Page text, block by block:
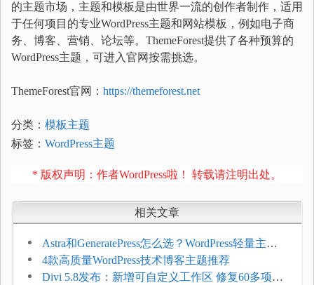
的主题市场，主题和模板是由世界一流的创作者制作，适用
于任何项目的专业WordPress主题和网站模板，例如电子商
务、博客、营销、论坛等。ThemeForest提供了各种预算的
WordPress主题，可进入官网按需挑选。
ThemeForest官网： https://themeforest.net
分类： 模板主题
标签： WordPress主题
* 版权声明：作者WordPress啦！ 转载请注明出处。
相关文章
Astra和GeneratePress怎么选？WordPress轻量主题
选型维度
4款高质量WordPress技术博客主题推荐
Divi 5.8发布：新增可自定义工作区 修复60多项问